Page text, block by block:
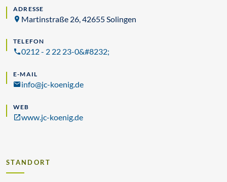
ADRESSE
Martinstraße 26, 42655 Solingen
TELEFON
0212 - 2 22 23-0&#8232;
E-MAIL
info@jc-koenig.de
WEB
www.jc-koenig.de
STANDORT